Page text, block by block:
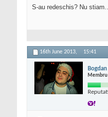
S-au redeschis? Nu
16th June 2013, 15:41
Membru